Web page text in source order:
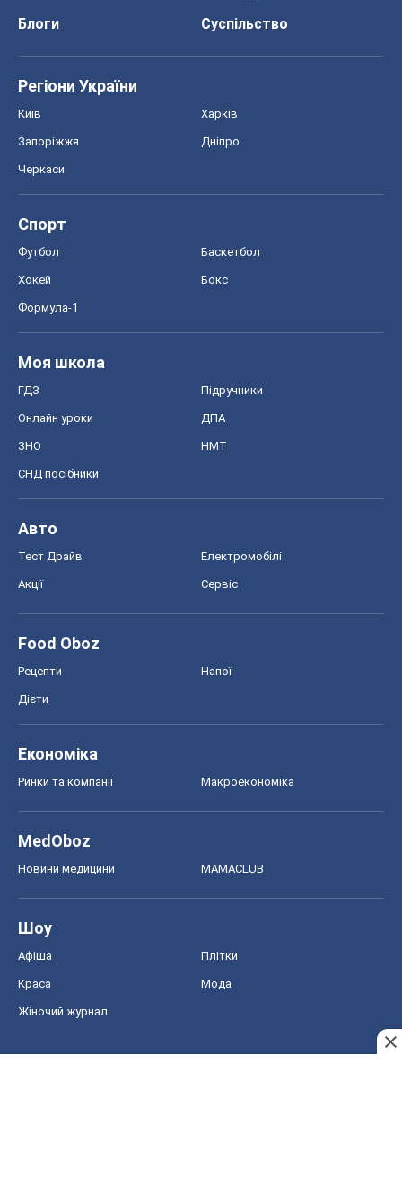
Блоги
Суспільство
Регіони України
Київ Харків
Запоріжжя Дніпро
Черкаси
Спорт
Футбол Баскетбол
Хокей Бокс
Формула-1
Моя школа
ГДЗ Підручники
Онлайн уроки ДПА
ЗНО НМТ
СНД посібники
Авто
Тест Драйв Електромобілі
Акції Сервіс
Food Oboz
Рецепти Напої
Дієти
Економіка
Ринки та компанії Макроекономіка
MedOboz
Новини медицини MAMACLUB
Шоу
Афіша Плітки
Краса Мода
Жіночий журнал